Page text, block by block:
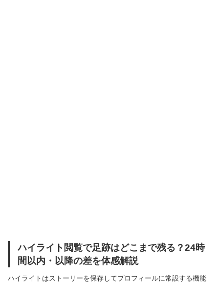
ハイライト閲覧で足跡はどこまで残る？24時
間以内・以降の差を体感解説
ハイライトはストーリーを保存してプロフィールに常設する機能